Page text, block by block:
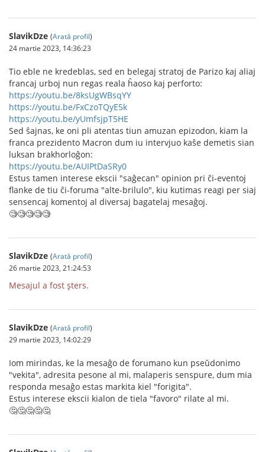
SlavikDze (Arată profil)
24 martie 2023, 14:36:23
Tio eble ne kredeblas, sed en belegaj stratoj de Parizo kaj aliaj
francaj urboj nun regas reala ĥaoso kaj perforto:
https://youtu.be/8ksUgWBsqYY
https://youtu.be/FxCzoTQyE5k
https://youtu.be/yUmfsjpT5HE
Sed ŝajnas, ke oni pli atentas tiun amuzan epizodon, kiam la
franca prezidento Macron dum iu intervjuo kaŝe demetis sian
luksan brakhorloĝon:
https://youtu.be/AUIPtDaSRy0
Estus tamen interese ekscii "saĝecan" opinion pri ĉi-eventoj
flanke de tiu ĉi-foruma "alte-brilulo", kiu kutimas reagi per siaj
sensencaj komentoj al diversaj bagatelaj mesaĝoj.
🧐🧐🧐🧐🧐
SlavikDze (Arată profil)
26 martie 2023, 21:24:53
Mesajul a fost șters.
SlavikDze (Arată profil)
29 martie 2023, 14:02:29
Iom mirindas, ke la mesaĝo de forumano kun pseŭdonimo
"vekita", adresita pesone al mi, malaperis senspure, dum mia
responda mesaĝo estas markita kiel "forigita".
Estus interese ekscii kialon de tiela "favoro" rilate al mi.
🤔🤔🤔🤔🤔